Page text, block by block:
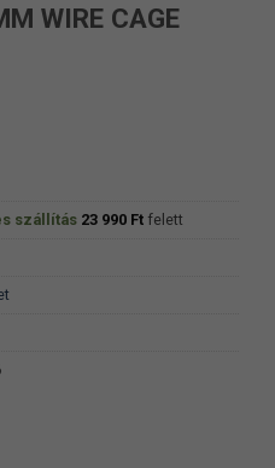
WIRE CAGE
szállítás 23 990 Ftfelett